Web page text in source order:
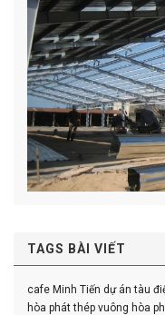
TAGS BÀI VIẾT
cafe Minh Tiến dự án tàu
hòa phát thép vuông hòa